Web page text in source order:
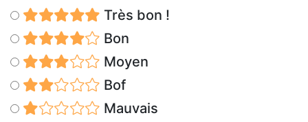
Très bon !
Bon
Moyen
Bof
Mauvais